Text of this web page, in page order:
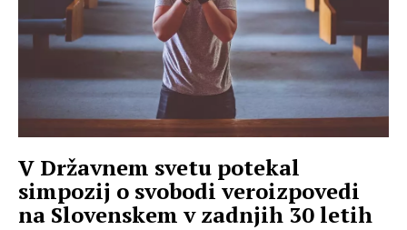
V Državnem svetu potekal
simpozij o svobodi veroizpovedi
na Slovenskem v zadnjih 30 letih